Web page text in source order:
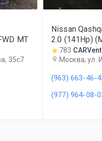
MT
35с7
Nissan
2.0 (141Hp)
783
Москва, ул.
(963) 663-46-
(977) 964-08-